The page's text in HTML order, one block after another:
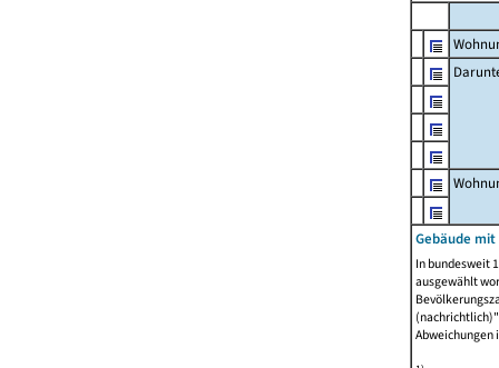
Gebäude
In bundesweit
ausgewählt
Abweichungen